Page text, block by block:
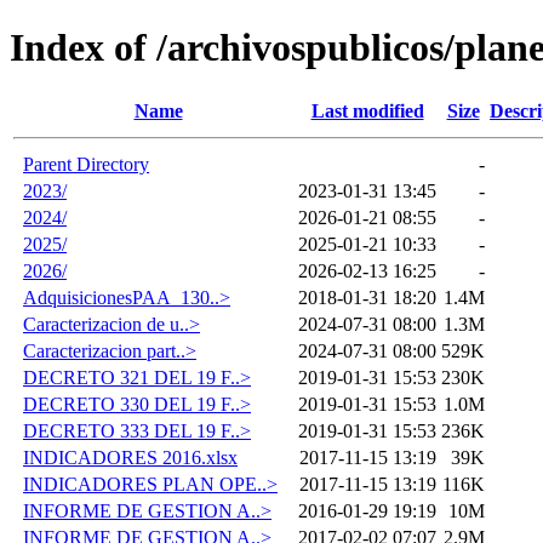
Index of /archivospublicos/
Name Last modified Size
Parent Directory
-
2023/
2023-01-31 13:45
-
2024/
2026-01-21 08:55
-
2025/
2025-01-21 10:33
-
2026/
2026-02-13 16:25
-
AdquisicionesPAA_130..>
2018-01-31 18:20 1.4M
Caracterizacion de u..>
2024-07-31 08:00 1.3M
Caracterizacion part..>
2024-07-31 08:00 529K
DECRETO 321 DEL 19 F..>
2019-01-31 15:53 230K
DECRETO 330 DEL 19 F..>
2019-01-31 15:53 1.0M
DECRETO 333 DEL 19 F..>
2019-01-31 15:53 236K
INDICADORES 2016.xlsx
2017-11-15 13:19
39K
INDICADORES PLAN OPE..>
2017-11-15 13:19 116K
INFORME DE GESTION A..>
2016-01-29 19:19
10M
INFORME DE GESTION A..>
2017-02-02 07:07 2.9M